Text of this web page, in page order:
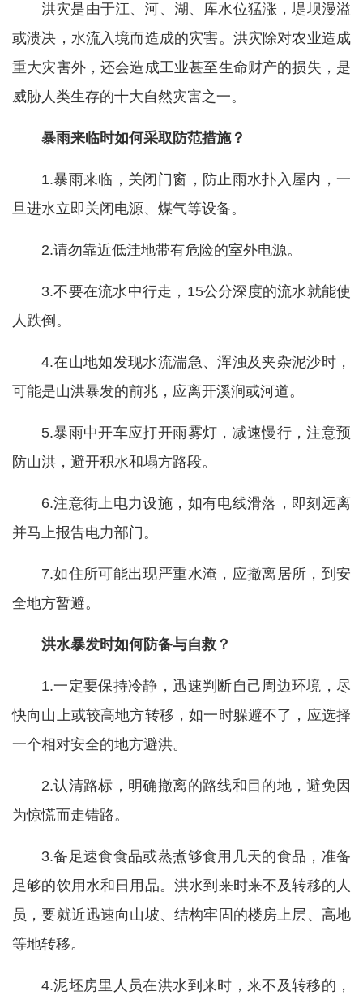
洪灾是由于江、河、湖、库水位猛涨，堤坝漫溢
或溃决，水流入境而造成的灾害。洪灾除对农业造成
重大灾害外，还会造成工业甚至生命财产的损失，是
威胁人类生存的十大自然灾害之一。
暴雨来临时如何采取防范措施？
1.暴雨来临，关闭门窗，防止雨水扑入屋内，一
旦进水立即关闭电源、煤气等设备。
2.请勿靠近低洼地带有危险的室外电源。
3.不要在流水中行走，15公分深度的流水就能使
人跌倒。
4.在山地如发现水流湍急、浑浊及夹杂泥沙时，
可能是山洪暴发的前兆，应离开溪涧或河道。
5.暴雨中开车应打开雨雾灯，减速慢行，注意预
防山洪，避开积水和塌方路段。
6.注意街上电力设施，如有电线滑落，即刻远离
并马上报告电力部门。
7.如住所可能出现严重水淹，应撤离居所，到安
全地方暂避。
洪水暴发时如何防备与自救？
1.一定要保持冷静，迅速判断自己周边环境，尽
快向山上或较高地方转移，如一时躲避不了，应选择
一个相对安全的地方避洪。
2.认清路标，明确撤离的路线和目的地，避免因
为惊慌而走错路。
3.备足速食食品或蒸煮够食用几天的食品，准备
足够的饮用水和日用品。洪水到来时来不及转移的人
员，要就近迅速向山坡、结构牢固的楼房上层、高地
等地转移。
4.泥坯房里人员在洪水到来时，来不及转移的，